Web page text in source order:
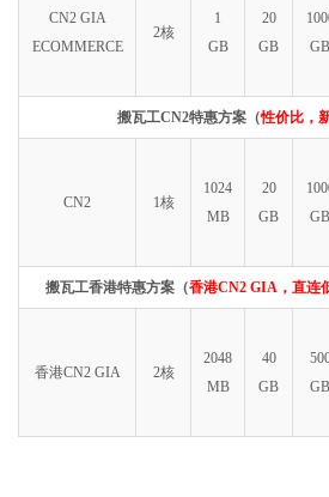
CN2 GIA
ECOMMERCE
2核
1
GB
20
GB
GB
搬瓦工CN2特惠方案（性价比，
CN2 1核
1024
MB
20
GB
GB
搬瓦工香港特惠方案（香港CN2 GIA，直连
香港CN2 GIA 2核
2048
MB
40
GB
GB